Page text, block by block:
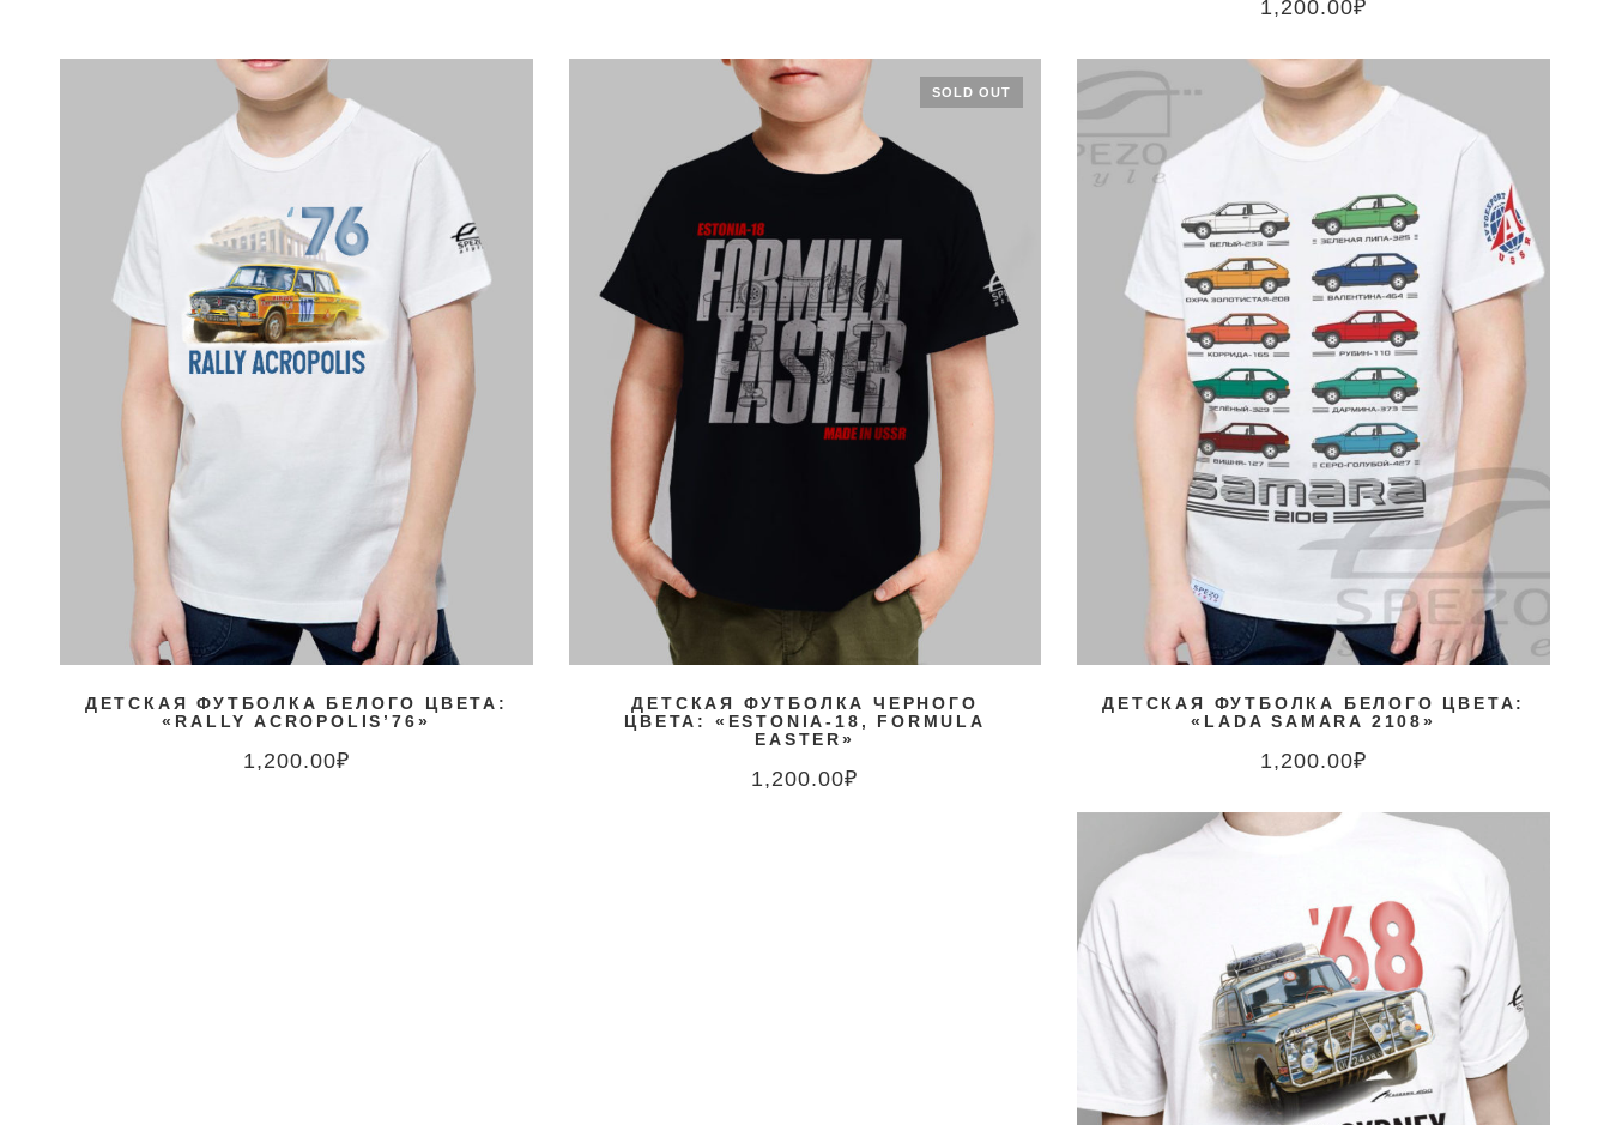
1,200.00₽
ДЕТСКАЯ ФУТБОЛКА БЕЛОГО ЦВЕТА:
«RALLY ACROPOLIS’76»
1,200.00₽
SOLD OUT
ДЕТСКАЯ ФУТБОЛКА ЧЕРНОГО
ЦВЕТА: «ESTONIA-18, FORMULA
EASTER»
1,200.00₽
ДЕТСКАЯ ФУТБОЛКА БЕЛОГО ЦВЕТА:
«LADA SAMARA 2108»
1,200.00₽